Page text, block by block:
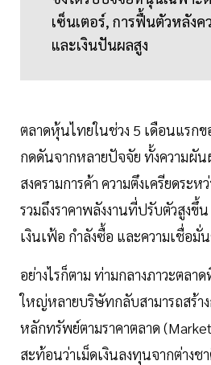
เซ็นเตอร์, การฟื้นตัวหลัง
และเงินปันผลสูง
ตลาดหุ้นไทยในช่วง 5 เดือนแรก
กดดันจากหลายปัจจัย ทั้งความผัน
สงครามการค้า ความตึงเครียดระ
รวมถึงราคาพลังงานที่ปรับตัวสูงขึ้
เงินเฟ้อ กำลังซื้อ และความเชื่อมั่
อย่างไรก็ตาม ท่ามกลางภาวะตล
ใหญ่หลายบริษัทกลับสามารถสร้าง
หลักทรัพย์ตามราคาตลาด
สะท้อนว่าเม็ดเงินลงทุนจากต่างช